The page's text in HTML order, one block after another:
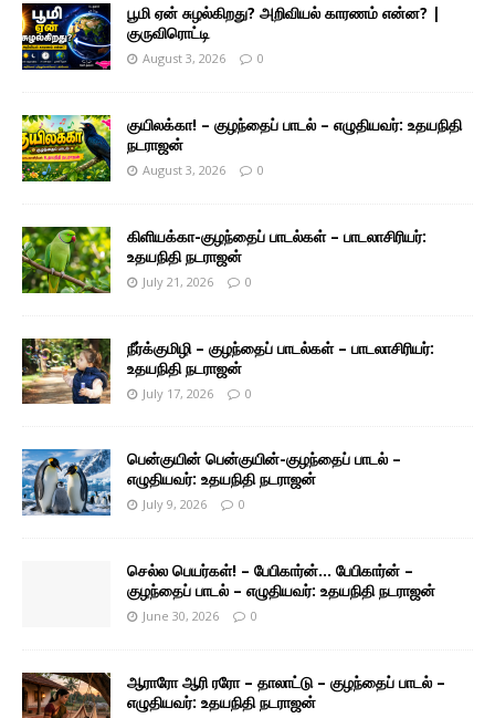
பூமி ஏன் சுழல்கிறது? அறிவியல் காரணம் என்ன? |
குருவிரொட்டி
August 3, 2026 0
குயிலக்கா! – குழந்தைப் பாடல் – எழுதியவர்: உதயநிதி
நடராஜன்
August 3, 2026 0
கிளியக்கா-குழந்தைப் பாடல்கள் – பாடலாசிரியர்:
உதயநிதி நடராஜன்
July 21, 2026 0
நீர்க்குமிழி – குழந்தைப் பாடல்கள் – பாடலாசிரியர்:
உதயநிதி நடராஜன்
July 17, 2026 0
பென்குயின் பென்குயின்-குழந்தைப் பாடல் –
எழுதியவர்: உதயநிதி நடராஜன்
July 9, 2026 0
செல்ல பெயர்கள்! – பேபிகார்ன்… பேபிகார்ன் –
குழந்தைப் பாடல் – எழுதியவர்: உதயநிதி நடராஜன்
June 30, 2026 0
ஆராரோ ஆரி ரரோ – தாலாட்டு – குழந்தைப் பாடல் –
எழுதியவர்: உதயநிதி நடராஜன்